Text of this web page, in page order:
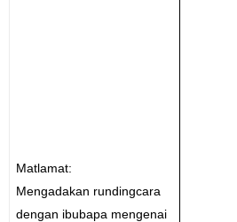
Matlamat:
Mengadakan rundingcara
dengan ibubapa mengenai